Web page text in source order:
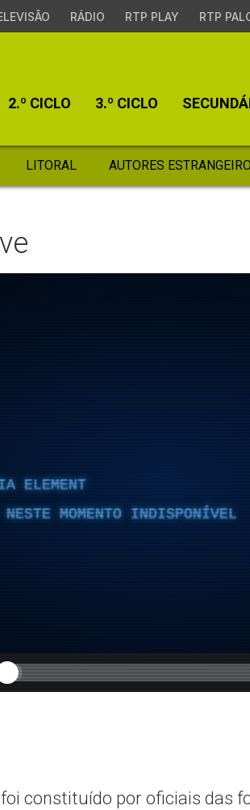
RÁDIO RTP PLAY RTP
2.º CICLO 3.º CICLO
LITORAL AUTORES
ELEMENT
MOMENTO INDISPONÍVEL
foi constituído por oficiais das